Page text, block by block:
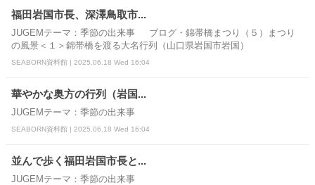
福田岩国市長、深澤鳥取市...
JUGEMテーマ：季節の出来事 ブログ・錦帯橋まつり（５）まつり
の風景＜１＞錦帯橋を渡る大名行列（山口県岩国市岩国）
SEABORN資料館 | 2025.06.18 Wed 16:04
華やかな奥方の行列（岩国...
JUGEMテーマ：季節の出来事
SEABORN資料館 | 2025.06.18 Wed 16:04
並んで歩く福田岩国市長と...
JUGEMテーマ：季節の出来事